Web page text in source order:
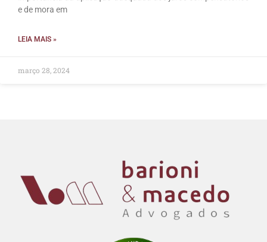
e de mora em
LEIA MAIS »
março 28, 2024